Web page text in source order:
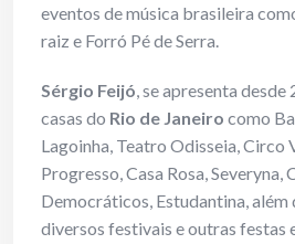
eventos de música brasileira
raiz e Forró Pé de Serra.
Sérgio Feijó, se apresenta desde
casas do Rio de Janeiro como
Lagoinha, Teatro Odisseia, Circo
Progresso, Casa Rosa, Severyna,
Democráticos, Estudantina, além
diversos festivais e outras festas